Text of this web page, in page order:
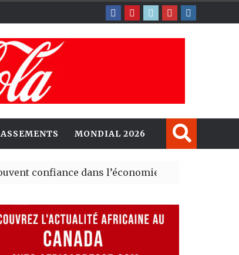
MONDIAL 2026
dans l’économie, mais trois grands